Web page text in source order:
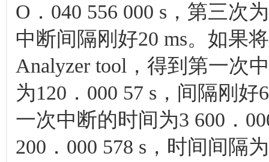
O．040 556 000 s，第三次
中断间隔刚好20 ms。如果
Analyzer tool，得到第一次
为120．000 57 s，间隔刚
一次中断的时间为3 600．
200．000 578 s，时间间隔